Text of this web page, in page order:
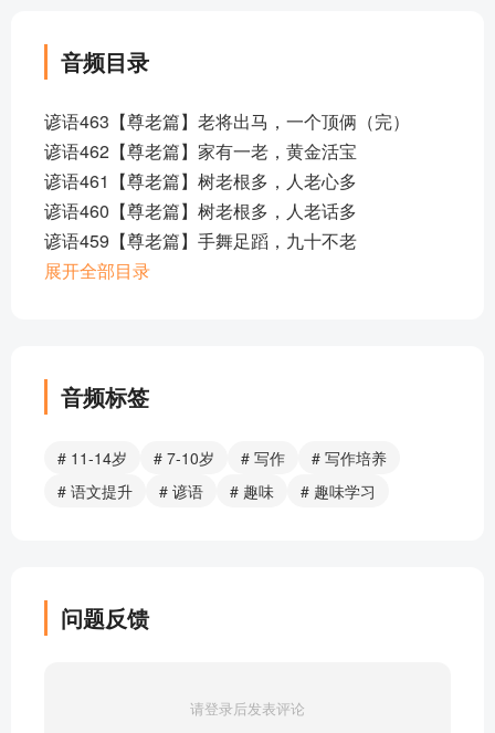
音频目录
谚语463【尊老篇】老将出马，一个顶俩（完）
谚语462【尊老篇】家有一老，黄金活宝
谚语461【尊老篇】树老根多，人老心多
谚语460【尊老篇】树老根多，人老话多
谚语459【尊老篇】手舞足蹈，九十不老
谚语458【尊老篇】人生七十古来稀
谚语454【尊老篇】老健春寒秋后热
谚语453【尊老篇】老不拘礼，病不拘礼
谚语452【尊老篇】马老鬃毛长，人老见识广
谚语451【尊老篇】不听老人言，吃亏在眼前
谚语447【尊老篇】老人不讲古，后生会失谱
谚语446【尊老篇】四海之内皆兄弟
谚语444【勤俭篇】若要生活好，勤劳、节俭、储蓄
展开全部目录
音频标签
# 11-14岁 # 7-10岁 # 写作
# 写作培养
# 语文提升
# 谚语 # 趣味 # 趣味学习
问题反馈
请登录后发表评论